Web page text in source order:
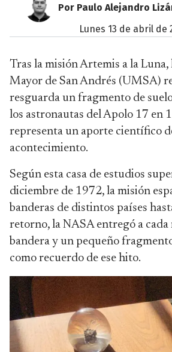
Por Paulo Alejandro
lunes 13 de abril de
Tras la misión Artemis a la
Mayor de San Andrés (UMSA)
resguarda un fragmento de
los astronautas del Apolo 17 en
representa un aporte científico
acontecimiento.
Según esta casa de estudios
diciembre de 1972, la misión
banderas de distintos países
retorno, la NASA entregó a cada
bandera y un pequeño
como recuerdo de ese hito.